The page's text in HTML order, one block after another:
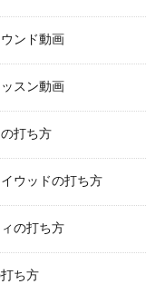
ンド動画
スン動画
の打ち方
ウッドの打ち方
の打ち方
ち方